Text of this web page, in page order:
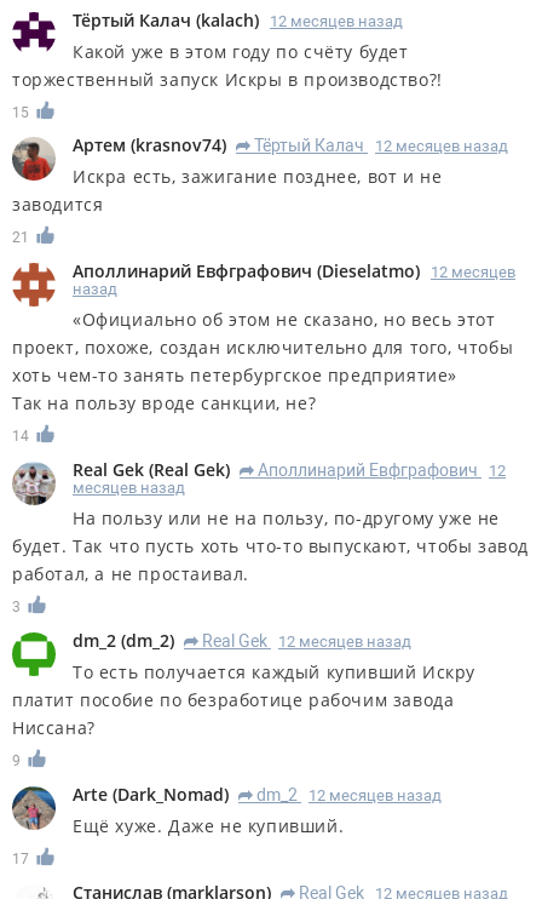
Тёртый Калач (kalach) 12 месяцев назад
Какой уже в этом году по счёту будет
торжественный запуск Искры в производство?!
15
Артем (krasnov74) R Тёртый Калач 12 месяцев назад
Искра есть, зажигание позднее, вот и не
заводится
21
Аполлинарий Евфграфович (Dieselatmo)
12 месяцев
назад
«Официально об этом не сказано, но весь этот
проект, похоже, создан исключительно для того, чтобы
хоть чем-то занять петербургское предприятие»
Так на пользу вроде санкции, не?
14
Real Gek (Real Gek) R Аполлинарий Евфграфович
12
месяцев назад
На пользу или не на пользу, по-другому уже не
будет. Так что пусть хоть что-то выпускают, чтобы завод
работал, а не простаивал.
3
dm_2 (dm_2) R Real Gek 12 месяцев назад
То есть получается каждый купивший Искру
платит пособие по безработице рабочим завода
Ниссана?
9
Arte (Dark_Nomad) R dm_2 12 месяцев назад
Ещё хуже. Даже не купивший.
17
Станислав (marklarson) R Real Gek 12 месяцев назад